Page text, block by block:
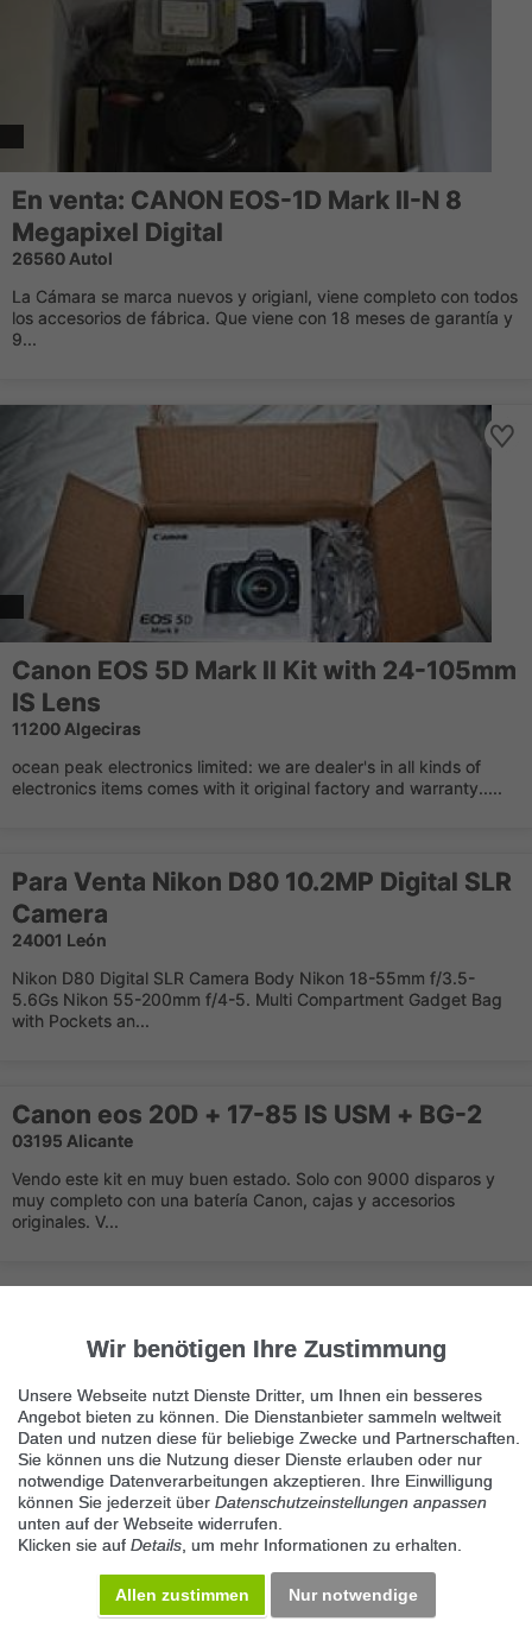
En venta: CANON EOS-1D Mark II-N 8
Megapixel Digital
26560 Autol
La Cámara se marca nuevos y origianl, viene completo con todos
los accesorios de fábrica. Que viene con 18 meses de garantía y
9...
Canon EOS 5D Mark II Kit with 24-105mm
IS Lens
11200 Algeciras
ocean peak electronics limited: we are dealer's in all kinds of
electronics items comes with it original factory and warranty.....
Para Venta Nikon D80 10.2MP Digital SLR
Camera
24001 León
Nikon D80 Digital SLR Camera Body Nikon 18-55mm f/3.5-
5.6Gs Nikon 55-200mm f/4-5. Multi Compartment Gadget Bag
with Pockets an...
Canon eos 20D + 17-85 IS USM + BG-2
03195 Alicante
Vendo este kit en muy buen estado. Solo con 9000 disparos y
muy completo con una batería Canon, cajas y accesorios
originales. V...
Immer die neuesten Anzeigen erhalten?
Kein Angebot verpassen, täglich per E-Mail.
Benachrichtigung aktivieren
Wir benötigen Ihre Zustimmung
Unsere Webseite nutzt Dienste Dritter, um Ihnen ein besseres
Angebot bieten zu können. Die Dienstanbieter sammeln weltweit
Daten und nutzen diese für beliebige Zwecke und Partnerschaften.
Sie können uns die Nutzung dieser Dienste erlauben oder nur
notwendige Datenverarbeitungen akzeptieren. Ihre Einwilligung
können Sie jederzeit über Datenschutzeinstellungen anpassen
unten auf der Webseite widerrufen.
Klicken sie auf Details , um mehr Informationen zu erhalten.
Allen zustimmen Nur notwendige